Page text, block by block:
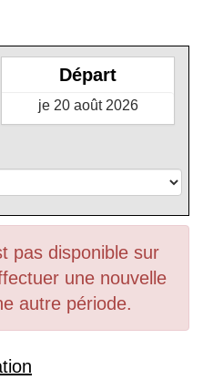
Départ
pas disponible sur
une nouvelle
autre période.